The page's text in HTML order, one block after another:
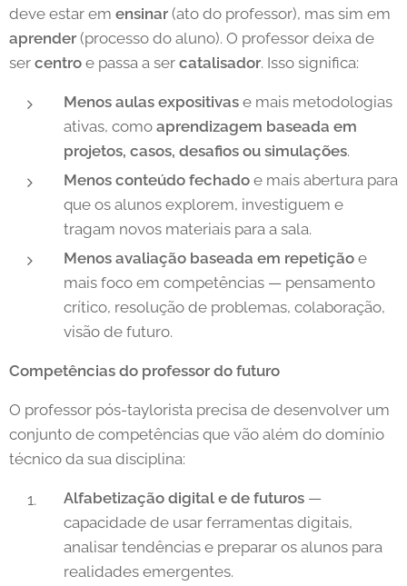
deve estar em ensinar (ato do professor), mas sim em
aprender (processo do aluno). O professor deixa de
ser centro e passa a ser catalisador. Isso significa:
Menos aulas expositivas e mais metodologias
ativas, como aprendizagem baseada em
projetos, casos, desafios ou simulações.
Menos conteúdo fechado e mais abertura para
que os alunos explorem, investiguem e
tragam novos materiais para a sala.
Menos avaliação baseada em repetição e
mais foco em competências — pensamento
crítico, resolução de problemas, colaboração,
visão de futuro.
Competências do professor do futuro
O professor pós-taylorista precisa de desenvolver um
conjunto de competências que vão além do domínio
técnico da sua disciplina:
Alfabetização digital e de futuros —
capacidade de usar ferramentas digitais,
analisar tendências e preparar os alunos para
realidades emergentes.